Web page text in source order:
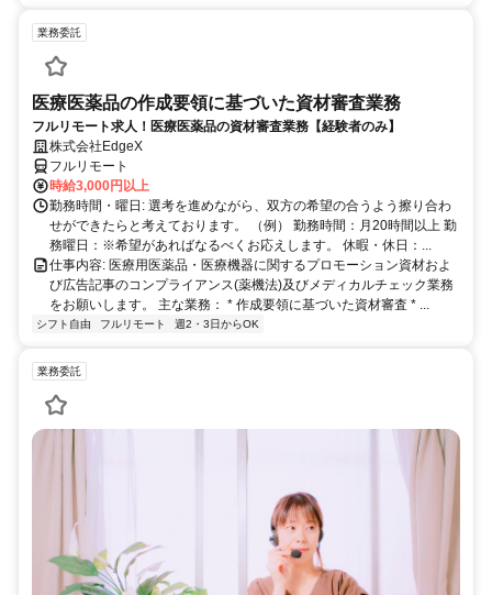
業務委託
医療医薬品の作成要領に基づいた資材審査業務
フルリモート求人！医療医薬品の資材審査業務【経験者のみ】
株式会社EdgeX
フルリモート
時給3,000円以上
勤務時間・曜日: 選考を進めながら、双方の希望の合うよう擦り合わ
せができたらと考えております。 （例） 勤務時間：月20時間以上 勤
務曜日：※希望があればなるべくお応えします。 休暇・休日：...
仕事内容: 医療用医薬品・医療機器に関するプロモーション資材およ
び広告記事のコンプライアンス(薬機法)及びメディカルチェック業務
をお願いします。 主な業務： * 作成要領に基づいた資材審査 * ...
シフト自由 フルリモート 週2・3日からOK
業務委託